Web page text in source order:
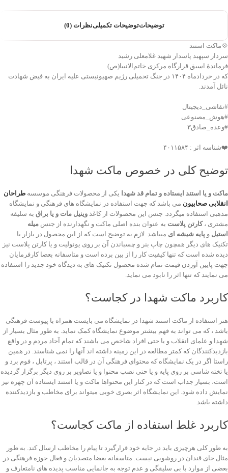
توضیحاتتوضیحات تکمیلینظرات (0)
💠ماکت استند
سردار سپهبد پاسدار شهید غلامعلی رشید
فرماندهٔ اسبق قرارگاه مرکزی خاتم‌الانبیا(ص)
که در خردادماه ۱۴۰۴ در جنگ تحمیلی رژیم صهیونیستی علیه ایران به فیض شهادت
نائل آمدند.
#نقاشی_دیجیتال
#هوش_مصنوعی
#وعده_صادق۳
❤️شناسه اثر : ۴۰۱۱۵۸۴
توضیح کلی در خصوص ماکت شهدا
ماکت و یا استند ایستاده و تمام قد شهدا یکی از محصولات فرهنگی موسسه طراحان
انقلابی صحابیون می باشد که جهت استفاده در نمایشگاه های فرهنگی و نمایشگاه
مذهبی استفاده میگردد. جنس این محصولات از کاغذ وینیل مات و یا براق به سلیقه
مشتری ،کارتن پلاست به عنوان بنده اصلی ماکت و نگهدارنده از جنس میله
استیل و پایه شیشه ای میباشد. لازم به توضیح است که از این محصول در بازار با
تکنیک های دیگر همچون چاپ بنر و چسباندن آن بر روی یونولیت و یا کارتن پلاست نیز
دیده شده است که تنها کیفیت کار را از بین برده است و متاسفانه بعضا کارفرمایان
جهت پایین آوردن قیمت تمام شده محصول تکنیک های به دیدگاه خود جدید را استفاده
می نمایند که تنها اثر را نابود می نماید.
کاربرد ماکت شهدا در کجاست؟
هنر استفاده از ماکت استند شهدا در نمایشگاه می بایست همراه با پیوست فرهنگی
باشد ، که می تواند به فهم بیشتر موضوع نمایشگاه کمک نماید. به طور مثال بسیار از
شهدا و علمای انقلاب و یا حتی افراد شاخص می باشند که تمام آحاد مردم و در واقع
بازدیدکنندگان که کمتر مطالعه در این زمینه داشته اند آنها را نمی شناسند. در همین
راستا اگر در یک نمایشگاه که محتوای فرهنگی آن در قالب استند ، پرتابل ، فوم برد و
یا تخته شاسی بر روی پایه و یا حتی نصب محتوا و یا تصاویر بر روی دیگر برگزار گردیده
است، بسیار جذاب است که در کنار این محتواها ماکت و یا استند ایستاده آن چهره نیز
نمایش داده شود. این نمایشگاه اثر بصری خوبی میتواند برای مخاطب و بازدیدکننده
داشته باشد.
کاربرد غلط استفاده از ماکت کجاست؟
به طور کلی هرچیزی باید در جایه خود قرارگیرد تا پیام را مخاطب ارسال کند. به طور
مثال جای قندان در روشویی نیست. متاسفانه بعضا متصدیان و فعال حوزه فرهنگی در
بعضی از موارد با بی سلیقگی و عدم توجه به جانمایی مناسب پدیده های نامتعارف و